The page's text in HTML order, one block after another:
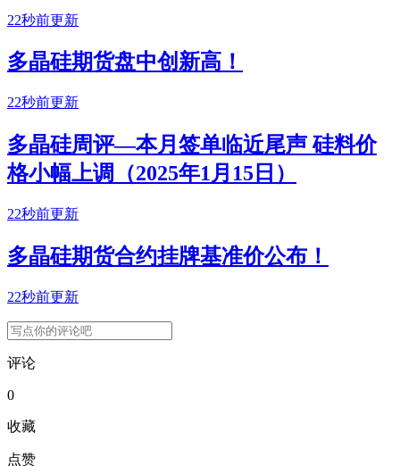
22秒前更新
多晶硅期货盘中创新高！
22秒前更新
多晶硅周评—本月签单临近尾声 硅料价
格小幅上调（2025年1月15日）
22秒前更新
多晶硅期货合约挂牌基准价公布！
22秒前更新
评论
0
收藏
点赞